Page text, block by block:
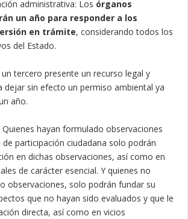
administrativa: Los órganos
un año para responder a los
en trámite, considerando todos los
del Estado.
un tercero presente un recurso legal y
dejar sin efecto un permiso ambiental ya
año.
Quienes hayan formulado observaciones
participación ciudadana solo podrán
en dichas observaciones, así como en
de carácter esencial. Y quienes no
observaciones, solo podrán fundar su
que no hayan sido evaluados y que le
directa, así como en vicios